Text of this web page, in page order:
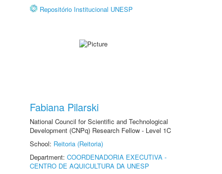
Repositório Institucional UNESP
Fabiana Pilarski
National Council for Scientific and Technological
Development (CNPq) Research Fellow - Level 1C
School: Reitoria (Reitoria)
Department: COORDENADORIA EXECUTIVA -
CENTRO DE AQUICULTURA DA UNESP